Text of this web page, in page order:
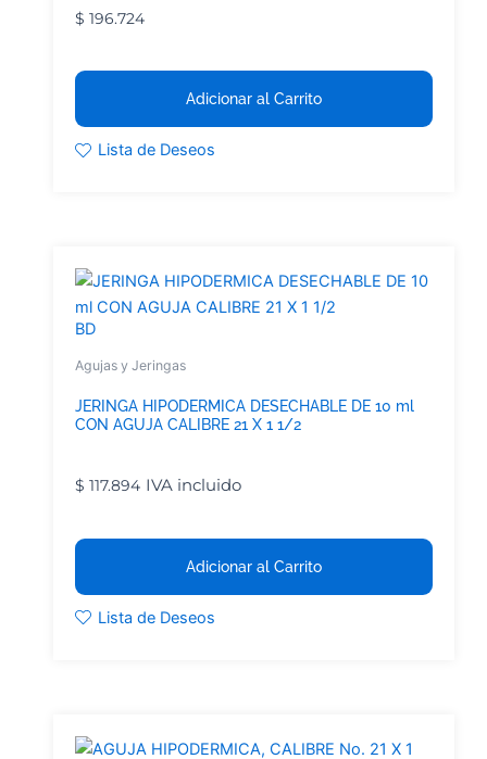
$ 196.724
Adicionar al Carrito
Lista de Deseos
BD
Agujas y Jeringas
JERINGA HIPODERMICA DESECHABLE DE 10 ml
CON AGUJA CALIBRE 21 X 1 1/2
$ 117.894 IVA incluido
Adicionar al Carrito
Lista de Deseos